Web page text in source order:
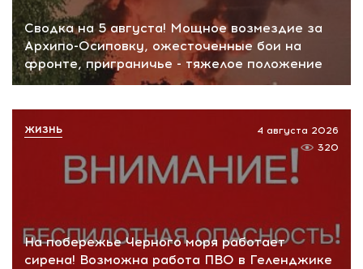
Сводка на 5 августа! Мощное возмездие за
Архипо-Осиповку, ожесточенные бои на
фронте, приграничье - тяжелое положение
На побережье Черного моря работает
сирена! Возможна работа ПВО в Геленджике
4 августа 2026
320
ЖИЗНЬ